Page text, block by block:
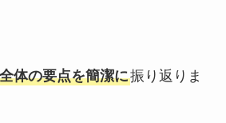
体の要点を簡潔に振り返りま